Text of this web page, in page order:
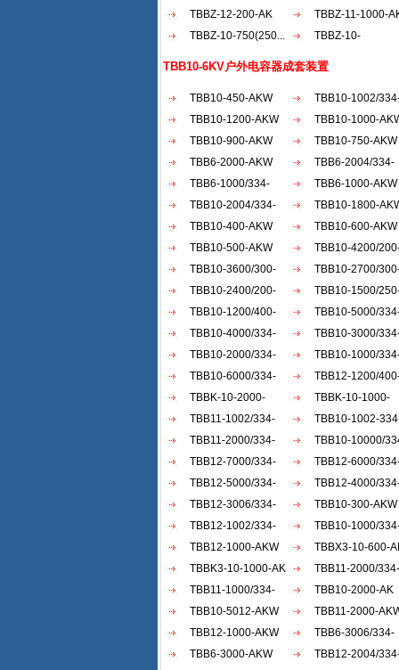
TBBZ-12-200-AK
TBBZ-11-1000-
TBBZ-10-750(250...
TBBZ-10-
1800（30...
TBB10-6KV户外电容器成套装置
TBB10-450-AKW
TBB10-1002/
AKW
TBB10-1200-AKW
TBB10-1000-
TBB10-900-AKW
TBB10-750-AKW
TBB6-2000-AKW
TBB6-2004/334-
AKW
TBB6-1000/334-
AKW
TBB6-1000-AKW
TBB10-2004/334-
AKW
TBB10-1800-
TBB10-400-AKW
TBB10-600-AKW
TBB10-500-AKW
TBB10-4200/
AKW
TBB10-3600/300-
AKW
TBB10-2700/
AKW
TBB10-2400/200-
AKW
TBB10-1500/
AKW
TBB10-1200/400-
AKW
TBB10-5000/
AKW
TBB10-4000/334-
AKW
TBB10-3000/
AKW
TBB10-2000/334-
AKW
TBB10-1000/
AKW
TBB10-6000/334-
AKW
TBB12-1200/
AKW
TBBK-10-2000-
AKW
TBBK-10-1000-
AKW
TBB11-1002/334-
AKW
TBB10-1002-
AKW
TBB11-2000/334-
AKW
TBB10-10000/
TBB12-7000/334-
AKW
TBB12-6000/
AKW
TBB12-5000/334-
AKW
TBB12-4000/
AKW
TBB12-3006/334-
AKW
TBB10-300-AKW
TBB12-1002/334-
AKW
TBB10-1000/
ACW
TBB12-1000-AKW
TBBX3-10-600-
TBBK3-10-1000-AK
TBB11-2000/334-
akw
TBB11-1000/334-
akw
TBB10-2000-AK
TBB10-5012-AKW
TBB11-2000-
TBB12-1000-AKW
TBB6-3006/334-
AKW
TBB6-3000-AKW
TBB12-2004/